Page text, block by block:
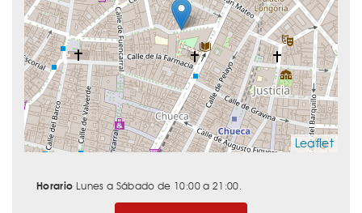
Leaflet
Horario Lunes a Sábado de 10:00 a 21:00.